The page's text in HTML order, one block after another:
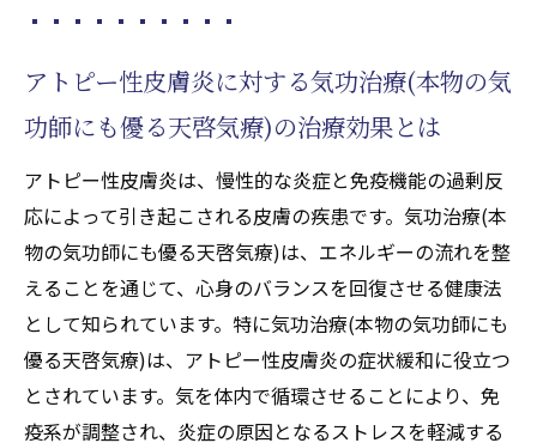
ルーチン化することで得られる健康効果
アトピー性皮膚炎に対する気功治療(本物の気
功師にも優る天啓気療)の治療効果とは
アトピー性皮膚炎は、慢性的な炎症と免疫機能の過剰反
応によって引き起こされる皮膚の疾患です。気功治療(本
物の気功師にも優る天啓気療)は、エネルギーの流れを整
えることを通じて、心身のバランスを回復させる健康法
として知られています。特に気功治療(本物の気功師にも
優る天啓気療)は、アトピー性皮膚炎の症状緩和に役立つ
とされています。気を体内で循環させることにより、免
疫系が調整され、炎症の原因となるストレスを軽減する